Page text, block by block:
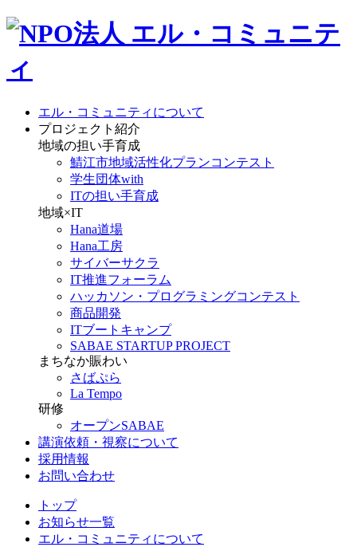
エル・コミュニティについて
プロジェクト紹介
地域の担い手育成
鯖江市地域活性化プランコンテスト
学生団体with
ITの担い手育成
地域×IT
Hana道場
Hana工房
サイバーサクラ
IT推進フォーラム
ハッカソン・プログラミングコンテスト
商品開発
ITブートキャンプ
SABAE STARTUP PROJECT
まちなか賑わい
さばぷら
La Tempo
研修
オープンSABAE
講演依頼・視察について
採用情報
お問い合わせ
トップ
お知らせ一覧
エル・コミュニティについて